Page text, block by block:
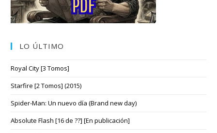
LO ÚLTIMO
Royal City [3 Tomos]
Starfire [2 Tomos] (2015)
Spider-Man: Un nuevo día (Brand new day)
Absolute Flash [16 de ??] [En publicación]